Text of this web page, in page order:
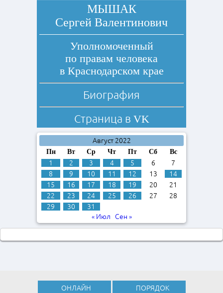
МЫШАК
Сергей Валентинович
Уполномоченный
по правам человека
в Краснодарском крае
Биография
Страница в VK
Август 2022
Пн Вт Ср Чт Пт Сб Вс
1 2 3 4 5 6
7
8
9 10 11 12 13
14
15
16 17 18 19 20
21
22
23 24 25 26 27
28
29
30
31
« Июл
Сен »
ОНЛАЙН
ПОРЯДОК